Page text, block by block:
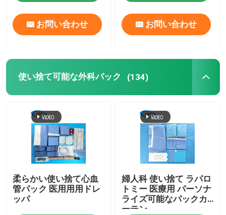
膝のArthroscopyはおおう
歯科 外科用 カーテン
医療用保護具
使い捨て可能な医薬品
お問い合わせ お問い合わせ
使い捨て可能な外科パック (134)
柔らかい使い捨て心血
管パック 医用用用ドレ
ッパ
婦人科 使い捨て ラパロ
トミー 医療用 パーソナ
ライズ可能なパックカ
ーテン